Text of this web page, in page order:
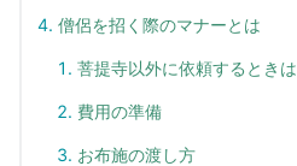
僧侶を招く際のマナーとは
菩提寺以外に依頼するときは
費用の準備
お布施の渡し方